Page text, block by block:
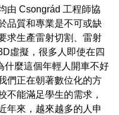
由 Csongrád 工程師協
品質和專業是不可或缺
求生產雷射切割、雷射
虛擬，很多人即使在四
什麼這個年輕人開車不好
們正在朝著數位化的方
不能滿足學生的需求，
年來，越來越多的人申